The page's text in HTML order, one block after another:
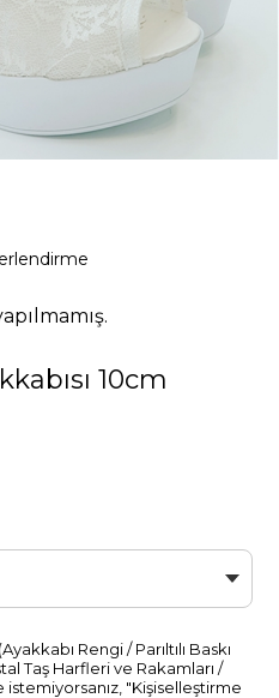
10cm
Rengi / Parıltılı Baskı
Taş Harfleri ve Rakamları /
"Kişiselleştirme